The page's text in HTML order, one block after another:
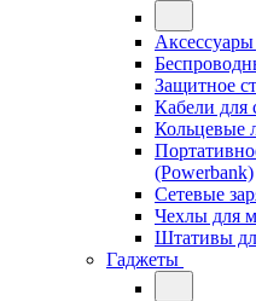
Защитное
Кабели для
Кольцевые
(Powerbank)
Сетевые
Чехлы для
Штативы
Гаджеты